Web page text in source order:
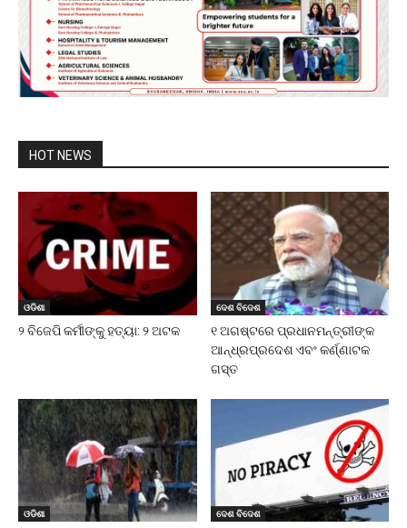
HOT NEWS
ଓଡିଶା
୨ ବିଜେପି କର୍ମୀଙ୍କୁ ହତ୍ୟା: ୨ ଅଟକ
ଦେଶ ବିଦେଶ
୧ ଅଗଷ୍ଟରେ ପ୍ରଧାନମନ୍ତ୍ରୀଙ୍କ
ଆନ୍ଧ୍ରପ୍ରଦେଶ ଏବଂ କର୍ଣ୍ଣାଟକ
ଗସ୍ତ
ଓଡିଶା ଦେଶ ବିଦେଶ